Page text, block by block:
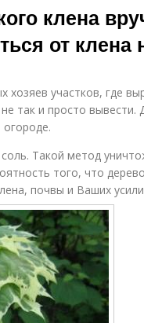
клена
от клена
участков, где
так и просто вывести.
Такой метод
того, что
почвы и Ваших